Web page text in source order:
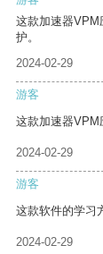
这款加速器VPM
护。
2024-02-29
游客
这款加速器VPM
2024-02-29
游客
这款软件的学习
2024-02-29